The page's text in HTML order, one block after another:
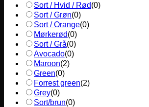
Sort / Hvid / Rød(0)
Sort / Grøn(0)
Sort / Orange(0)
Mørkerød(0)
Sort / Grå(0)
Avocado(0)
Maroon(2)
Green(0)
Forrest green(2)
Grey(0)
Sort/brun(0)